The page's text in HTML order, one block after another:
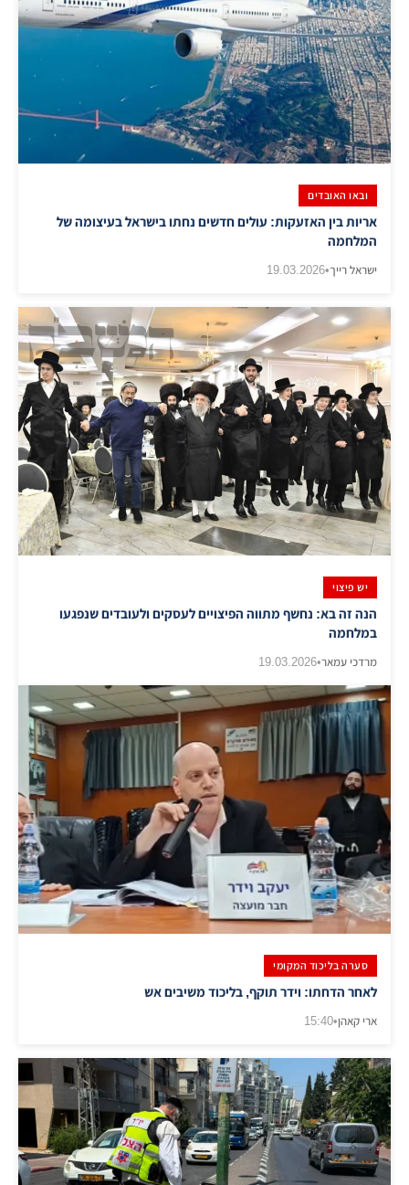
ובאו האובדים
אריות בין האזעקות: עולים חדשים נחתו בישראל בעיצומה של
המלחמה
ישראל רייך•
19.03.2026
יש פיצוי
הנה זה בא: נחשף מתווה הפיצויים לעסקים ולעובדים שנפגעו
במלחמה
מרדכי עמאר•
19.03.2026
סערה בליכוד המקומי
לאחר הדחתו: וידר תוקף, בליכוד משיבים אש
ארי קאהן•
15:40